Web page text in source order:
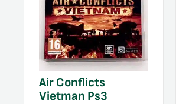
Air Conflicts
Vietman Ps3